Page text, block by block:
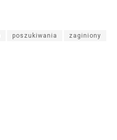
poszukiwania zaginiony